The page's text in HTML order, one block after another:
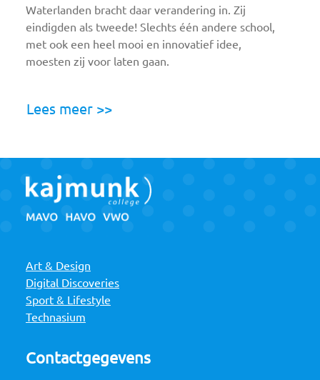
Waterlanden bracht daar verandering in. Zij
eindigden als tweede! Slechts één andere school,
met ook een heel mooi en innovatief idee,
moesten zij voor laten gaan.
Lees meer >>
Art & Design
Digital Discoveries
Sport & Lifestyle
Technasium
Contactgegevens